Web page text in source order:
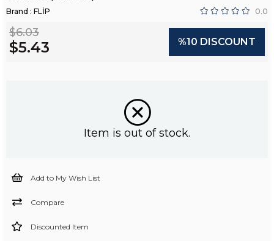
Brand : FLİP 0.0
$6.03
$5.43 %10 DISCOUNT
Item is out of stock.
Add to My Wish List
Compare
Discounted Item